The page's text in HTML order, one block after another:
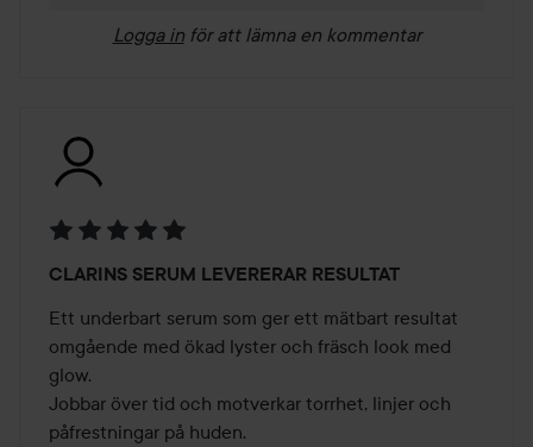
Logga in för att lämna en kommentar
5
av
5
CLARINS SERUM LEVERERAR RESULTAT
Ett underbart serum som ger ett mätbart resultat
omgående med ökad lyster och fräsch look med
glow.
Jobbar över tid och motverkar torrhet, linjer och
påfrestningar på huden.